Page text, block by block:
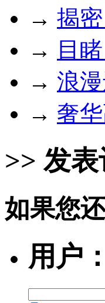
→ 揭
→
目
→ 浪
→ 奢
>> 发
如果您
用户：